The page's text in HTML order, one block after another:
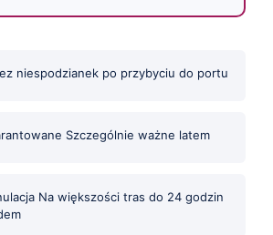
niespodzianek po przybyciu do portu
Szczególnie ważne latem
Na większości tras do 24 godzin